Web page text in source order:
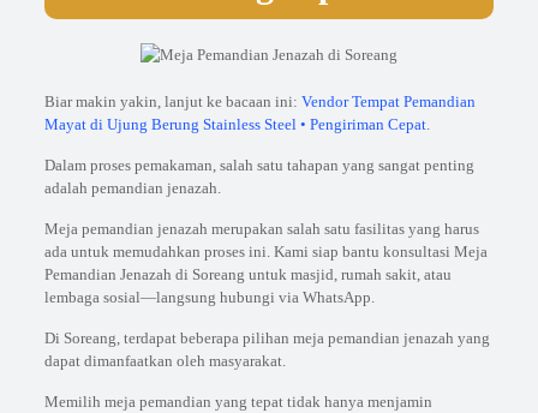
Biar makin yakin, lanjut ke bacaan ini: Vendor Tempat Pemandian
Mayat di Ujung Berung Stainless Steel • Pengiriman Cepat.
Dalam proses pemakaman, salah satu tahapan yang sangat penting
adalah pemandian jenazah.
Meja pemandian jenazah merupakan salah satu fasilitas yang harus
ada untuk memudahkan proses ini. Kami siap bantu konsultasi Meja
Pemandian Jenazah di Soreang untuk masjid, rumah sakit, atau
lembaga sosial—langsung hubungi via WhatsApp.
Di Soreang, terdapat beberapa pilihan meja pemandian jenazah yang
dapat dimanfaatkan oleh masyarakat.
Memilih meja pemandian yang tepat tidak hanya menjamin